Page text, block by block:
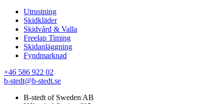
Utrustning
Skidkläder
Skidvård & Valla
Freelap Timing
Skidanläggning
Fyndmarknad
+46 586 922 02
b-stedt@b-stedt.se
B-stedt of Sweden AB